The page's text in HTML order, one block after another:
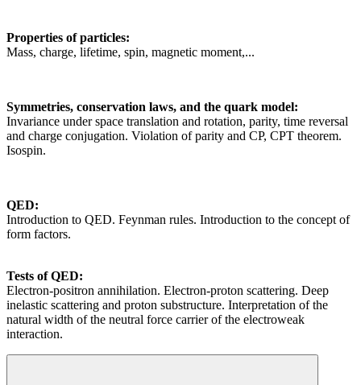
Properties of particles:
Mass, charge, lifetime, spin, magnetic moment,...
Symmetries, conservation laws, and the quark model:
Invariance under space translation and rotation, parity, time reversal
and charge conjugation. Violation of parity and CP, CPT theorem.
Isospin.
QED:
Introduction to QED. Feynman rules. Introduction to the concept of
form factors.
Tests of QED:
Electron-positron annihilation. Electron-proton scattering. Deep
inelastic scattering and proton substructure. Interpretation of the
natural width of the neutral force carrier of the electroweak
interaction.